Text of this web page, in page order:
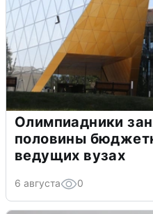
Олимпиадники
половины
ведущих вузах
6 августа 0